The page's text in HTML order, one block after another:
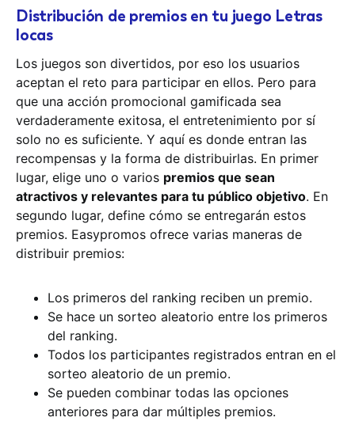
Distribución de premios en tu juego Letras
locas
Los juegos son divertidos, por eso los usuarios
aceptan el reto para participar en ellos. Pero para
que una acción promocional gamificada sea
verdaderamente exitosa, el entretenimiento por sí
solo no es suficiente. Y aquí es donde entran las
recompensas y la forma de distribuirlas. En primer
lugar, elige uno o varios premios que sean
atractivos y relevantes para tu público objetivo. En
segundo lugar, define cómo se entregarán estos
premios. Easypromos ofrece varias maneras de
distribuir premios:
Los primeros del ranking reciben un premio.
Se hace un sorteo aleatorio entre los primeros
del ranking.
Todos los participantes registrados entran en el
sorteo aleatorio de un premio.
Se pueden combinar todas las opciones
anteriores para dar múltiples premios.